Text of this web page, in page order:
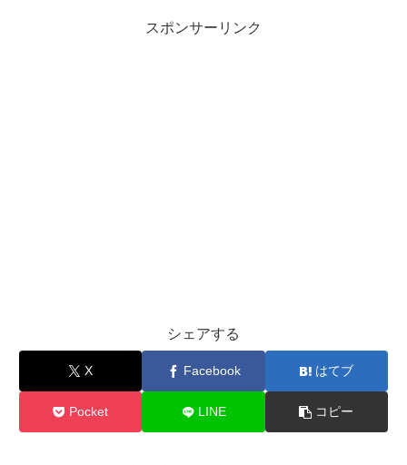
スポンサーリンク
シェアする
X Facebook はてブ
Pocket LINE コピー